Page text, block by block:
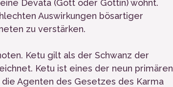
Devata (Gott oder Göttin) wohnt.
Auswirkungen bösartiger
zu verstärken.
Ketu gilt als der Schwanz der
Ketu ist eines der neun primären
Agenten des Gesetzes des Karma